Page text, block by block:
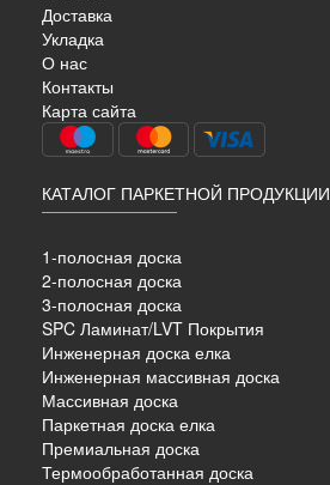
Доставка
Укладка
О нас
Контакты
Карта сайта
КАТАЛОГ ПАРКЕТНОЙ ПРОДУКЦИИ
1-полосная доска
2-полосная доска
3-полосная доска
SPC Ламинат/LVT Покрытия
Инженерная доска елка
Инженерная массивная доска
Массивная доска
Паркетная доска елка
Премиальная доска
Термообработанная доска